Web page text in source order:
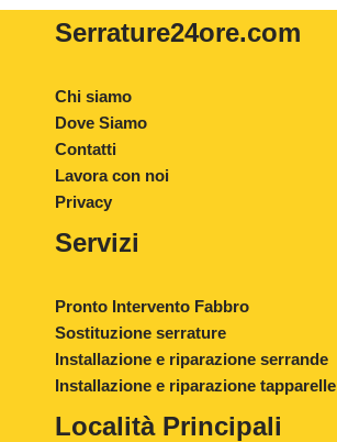
Serrature24ore.com
Chi siamo
Dove Siamo
Contatti
Lavora con noi
Privacy
Servizi
Pronto Intervento Fabbro
Sostituzione serrature
Installazione e riparazione serrande
Installazione e riparazione tapparelle
Località Principali